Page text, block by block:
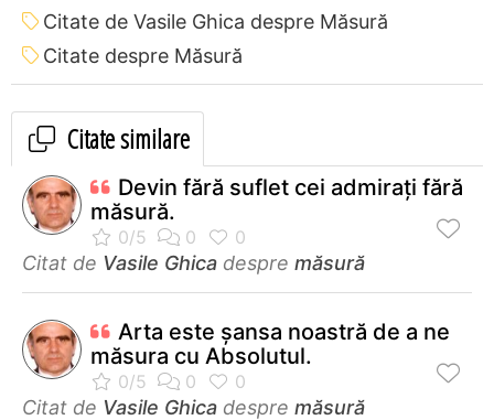
Citate de Vasile Ghica despre Măsură
Citate despre Măsură
Citate similare
Devin fără suflet cei admirați fără
măsură.
Citat de Vasile Ghica despre măsură
Arta este şansa noastră de a ne
măsura cu Absolutul.
Citat de Vasile Ghica despre măsură